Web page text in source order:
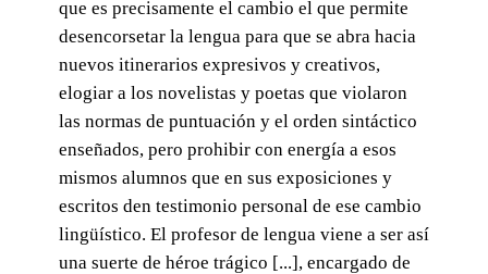
que es precisamente el cambio el que permite
desencorsetar la lengua para que se abra hacia
nuevos itinerarios expresivos y creativos,
elogiar a los novelistas y poetas que violaron
las normas de puntuación y el orden sintáctico
enseñados, pero prohibir con energía a esos
mismos alumnos que en sus exposiciones y
escritos den testimonio personal de ese cambio
lingüístico. El profesor de lengua viene a ser así
una suerte de héroe trágico [...], encargado de